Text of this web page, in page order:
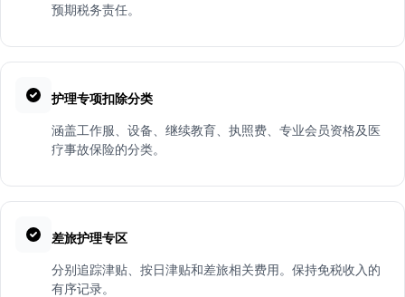
预期税务责任。
护理专项扣除分类
涵盖工作服、设备、继续教育、执照费、专业会员资格及医
疗事故保险的分类。
差旅护理专区
分别追踪津贴、按日津贴和差旅相关费用。保持免税收入的
有序记录。